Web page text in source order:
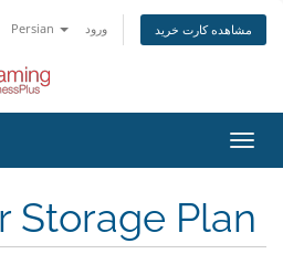
Persian ورود مشاهده کارت خرید
تغییر
Storage Plan